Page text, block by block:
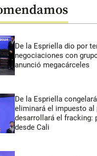
De la Espriella dio por
negociaciones con
anunció megacárceles
De la Espriella
eliminará el impuesto
desarrollará el fracking:
desde Cali